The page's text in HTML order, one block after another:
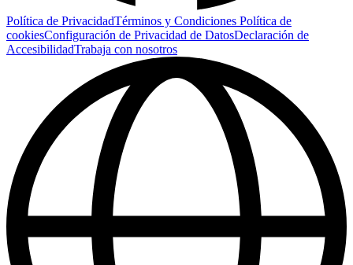
Política de PrivacidadTérminos y Condiciones Política de
cookiesConfiguración de Privacidad de DatosDeclaración de
AccesibilidadTrabaja con nosotros